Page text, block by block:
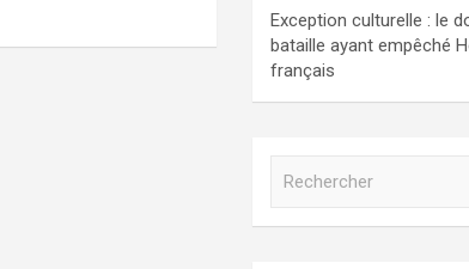
Exception culturelle : le
bataille ayant empêché
français